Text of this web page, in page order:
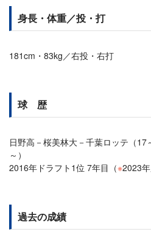
身長・体重／投・打
181cm・83kg／右投・右打
球 歴
日野高－桜美林大－千葉ロッテ（
～）
2016年ドラフト1位 7年目（※2023年
過去の成績